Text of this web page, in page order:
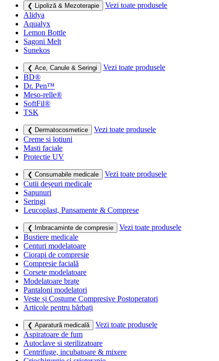
❮ Lipoliză & Mezoterapie
Vezi toate produsele
Alidya
Aqualyx
Lemon Bottle
Sagoni Melt
Sunekos
❮ Ace, Canule & Seringi
Vezi toate produsele
BD®
Dr. Pen™
Meso-relle®
SoftFil®
TSK
❮ Dermatocosmetice
Vezi toate produsele
Creme si lotiuni
Masti faciale
Protectie UV
❮ Consumabile medicale
Vezi toate produsele
Cutii deșeuri medicale
Sapunuri
Seringi
Leucoplast, Pansamente & Comprese
❮ Imbracaminte de compresie
Vezi toate produsele
Bustiere medicale
Centuri modelatoare
Ciorapi de compresie
Compresie facială
Corsete modelatoare
Modelatoare brațe
Pantaloni modelatori
Veste și Costume Compresive Postoperatori
Articole pentru bărbați
❮ Aparatură medicală
Vezi toate produsele
Aspiratoare de fum
Autoclave si sterilizatoare
Centrifuge, incubatoare & mixere